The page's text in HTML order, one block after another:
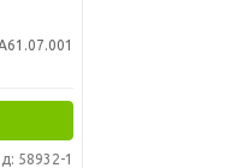
58932-1